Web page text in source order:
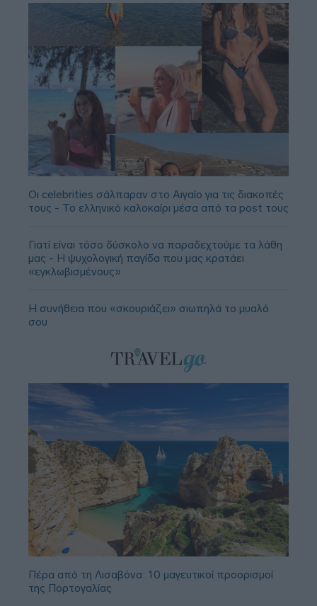
Οι celebrities σάλπαραν στο Αιγαίο για τις διακοπές
τους - Το ελληνικό καλοκαίρι μέσα από τα post τους
Γιατί είναι τόσο δύσκολο να παραδεχτούμε τα λάθη
μας - Η ψυχολογική παγίδα που μας κρατάει
«εγκλωβισμένους»
Η συνήθεια που «σκουριάζει» σιωπηλά το μυαλό
σου
Πέρα από τη Λισαβόνα: 10 μαγευτικοί προορισμοί
της Πορτογαλίας